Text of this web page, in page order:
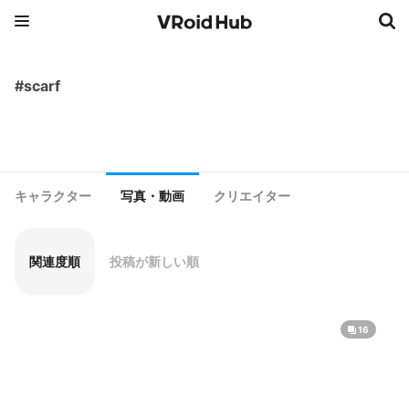
#scarf
キャラクター 写真・動画 クリエイター
関連度順 投稿が新しい順
16